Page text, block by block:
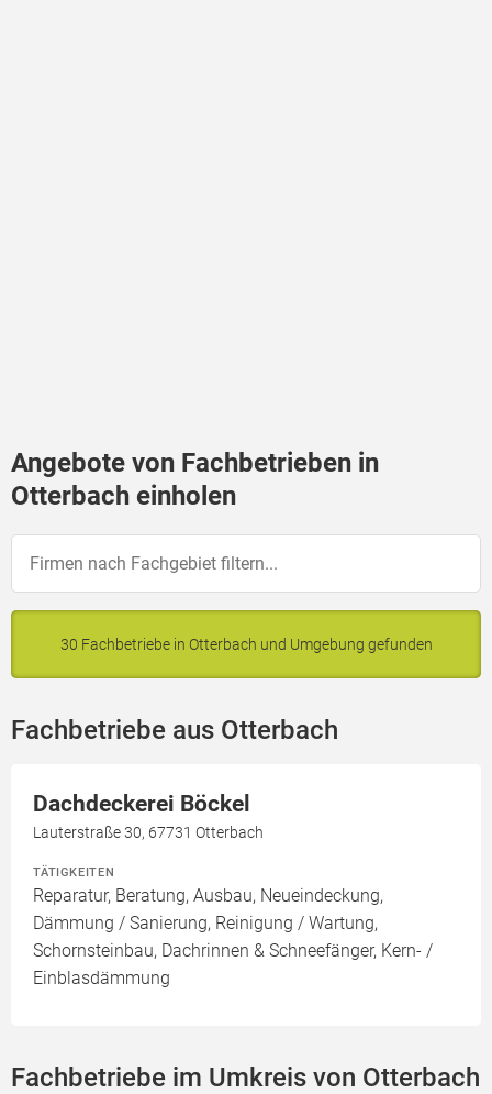
Angebote von Fachbetrieben in
Otterbach einholen
30 Fachbetriebe in Otterbach und Umgebung gefunden
Fachbetriebe aus Otterbach
Dachdeckerei Böckel
Lauterstraße 30, 67731 Otterbach
TÄTIGKEITEN
Reparatur, Beratung, Ausbau, Neueindeckung,
Dämmung / Sanierung, Reinigung / Wartung,
Schornsteinbau, Dachrinnen & Schneefänger, Kern- /
Einblasdämmung
Fachbetriebe im Umkreis von Otterbach